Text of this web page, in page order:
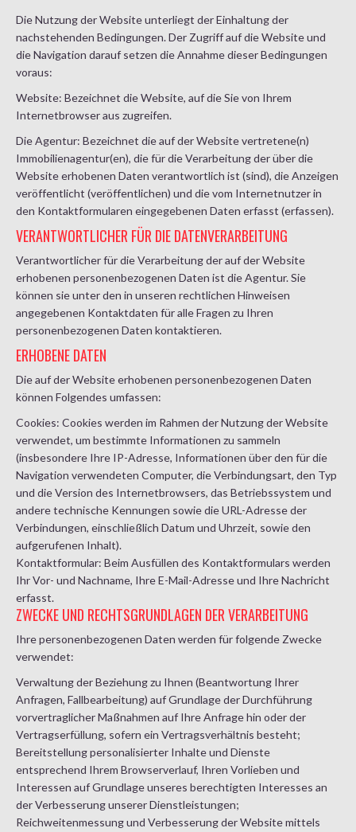
Die Nutzung der Website unterliegt der Einhaltung der
nachstehenden Bedingungen. Der Zugriff auf die Website und
die Navigation darauf setzen die Annahme dieser Bedingungen
voraus:
Website: Bezeichnet die Website, auf die Sie von Ihrem
Internetbrowser aus zugreifen.
Die Agentur: Bezeichnet die auf der Website vertretene(n)
Immobilienagentur(en), die für die Verarbeitung der über die
Website erhobenen Daten verantwortlich ist (sind), die Anzeigen
veröffentlicht (veröffentlichen) und die vom Internetnutzer in
den Kontaktformularen eingegebenen Daten erfasst (erfassen).
VERANTWORTLICHER FÜR DIE DATENVERARBEITUNG
Verantwortlicher für die Verarbeitung der auf der Website
erhobenen personenbezogenen Daten ist die Agentur. Sie
können sie unter den in unseren rechtlichen Hinweisen
angegebenen Kontaktdaten für alle Fragen zu Ihren
personenbezogenen Daten kontaktieren.
ERHOBENE DATEN
Die auf der Website erhobenen personenbezogenen Daten
können Folgendes umfassen:
Cookies: Cookies werden im Rahmen der Nutzung der Website
verwendet, um bestimmte Informationen zu sammeln
(insbesondere Ihre IP-Adresse, Informationen über den für die
Navigation verwendeten Computer, die Verbindungsart, den Typ
und die Version des Internetbrowsers, das Betriebssystem und
andere technische Kennungen sowie die URL-Adresse der
Verbindungen, einschließlich Datum und Uhrzeit, sowie den
aufgerufenen Inhalt).
Kontaktformular: Beim Ausfüllen des Kontaktformulars werden
Ihr Vor- und Nachname, Ihre E-Mail-Adresse und Ihre Nachricht
erfasst.
ZWECKE UND RECHTSGRUNDLAGEN DER VERARBEITUNG
Ihre personenbezogenen Daten werden für folgende Zwecke
verwendet:
Verwaltung der Beziehung zu Ihnen (Beantwortung Ihrer
Anfragen, Fallbearbeitung) auf Grundlage der Durchführung
vorvertraglicher Maßnahmen auf Ihre Anfrage hin oder der
Vertragserfüllung, sofern ein Vertragsverhältnis besteht;
Bereitstellung personalisierter Inhalte und Dienste
entsprechend Ihrem Browserverlauf, Ihren Vorlieben und
Interessen auf Grundlage unseres berechtigten Interesses an
der Verbesserung unserer Dienstleistungen;
Reichweitenmessung und Verbesserung der Website mittels